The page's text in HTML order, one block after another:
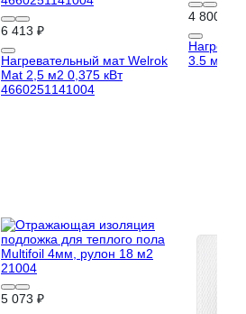
6 413 ₽
Нагревательный мат Welrok
Mat 2,5 м2 0,375 кВт
4660251141004
4 800 ₽
3.5 м2,
5 073 ₽